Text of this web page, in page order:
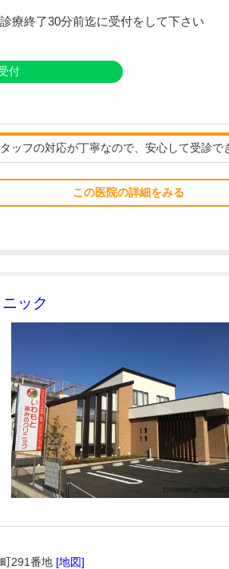
療終了30分前迄に受付をして下さい
付
ッフの対応が丁寧なので、安心して受診で
この医院の詳細をみる
ック
291番地 [地図]